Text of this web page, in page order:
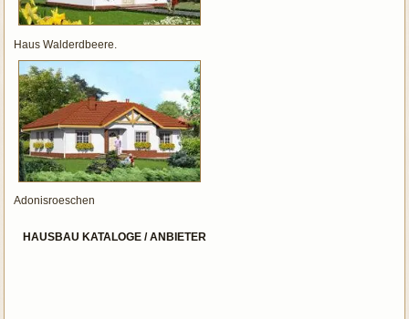
Haus Walderdbeere.
Adonisroeschen
HAUSBAU KATALOGE / ANBIETER